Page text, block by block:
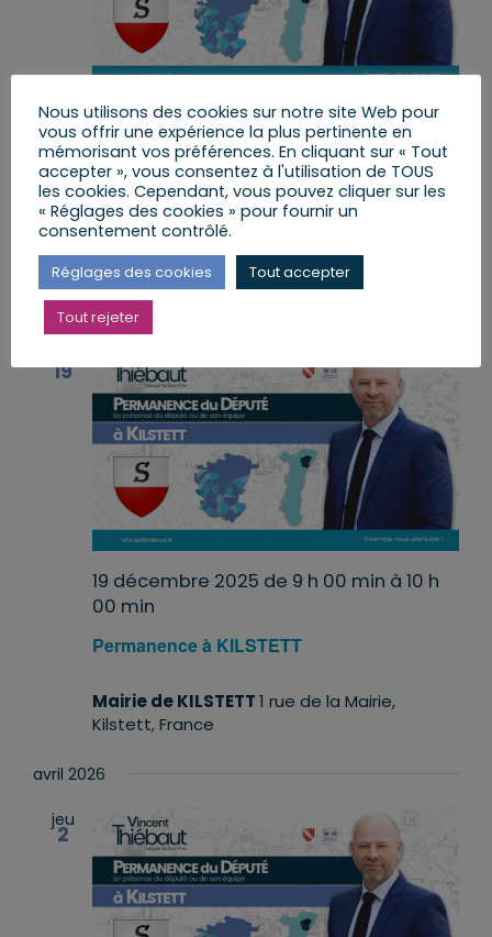
Permanence à KILSTETT
17 octobre 2025 de 9 h 00 minà10 h 00
min
Mairie de KILSTETT
Kilstett, France
décembre 2025
19
Permanence à KILSTETT
19 décembre 2025 de 9 h 00 min à 10 h
00 min
Mairie de KILSTETT1 rue de la Mairie,
Kilstett, France
avril 2026
jeu
2
Nous utilisons des cookies sur notre site Web pour
vous offrir une expérience la plus pertinente en
mémorisant vos préférences. En cliquant sur « Tout
accepter », vous consentez à l'utilisation de TOUS
les cookies. Cependant, vous pouvez cliquer sur les
« Réglages des cookies » pour fournir un
consentement contrôlé.
Réglages des cookies Tout accepter
Tout rejeter